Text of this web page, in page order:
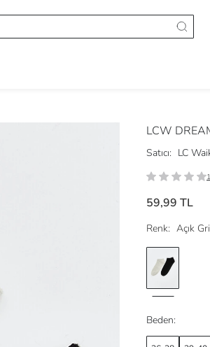
LCW
Satıcı: LC
59,99 TL
Renk: Açık
Beden: